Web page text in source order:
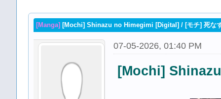
[Manga] [Mochi] Shinazu no Himegimi [Digital] / [モチ] 死な
07-05-2026, 01:40 PM
[Mochi]